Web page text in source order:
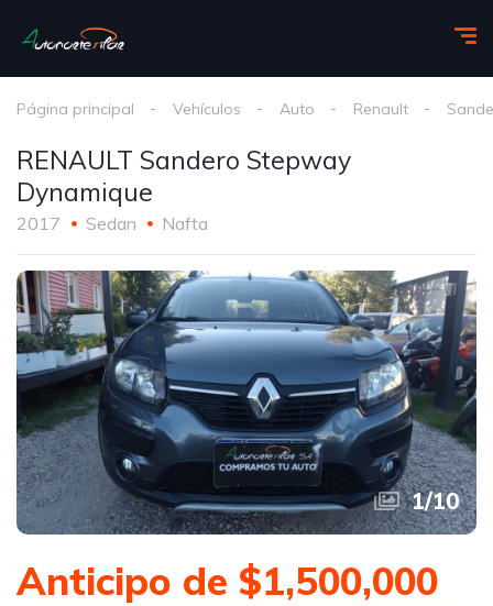
Página principal Vehículos Auto Renault
RENAULT Sandero Stepway
Dynamique
2017 Sedan Nafta
1/10
Anticipo de $1,500,000